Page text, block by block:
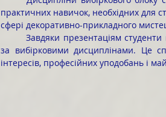
практичних навичок, необхідних для
сфері декоративно-прикладного
за вибірковими дисциплінами. Це
інтересів, професійних уподобань і